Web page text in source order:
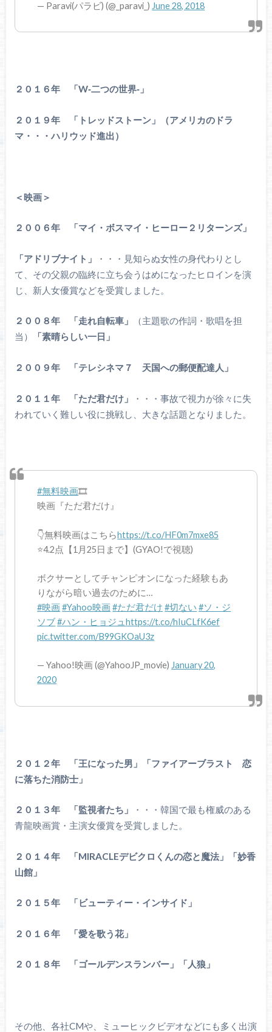
— Paravi(パラビ) (@_paravi_) June 28, 2018
２０１６年 「W‐二つの世界‐」
２０１９年 「トレッドストーン」（アメリカのドラ
マ・・・ハリウッド進出）
＜映画＞
２００６年 「マイ・ボスマイ・ヒーロー２リターンズ」
「アドリブナイト」
・・・見知らぬ女性の身代わりとし
て、その父親の臨終に立ち会うはめになったヒロインを演
じ、新人女優賞などを受賞しました。
２００８年 「走れ自転車」
（主題歌の作詞・歌唱を担
当）
「素晴らしい一日」
２００９年 「テレシネマ７ 天国への郵便配達人」
２０１１年 「ただ君だけ」
・・・事故で視力が徐々に失
われていく難しい役に挑戦し、大きな話題となりました。
#無料映画🎞
映画『ただ君だけ』
👇無料映画はこちらhttps://t.co/HF0m7mxe85
⭐️4.2点【1月25日まで】(GYAO!で視聴)
ボクサーとしてチャンピオンになった経験もあ
りながら暗い過去のために…
#映画#Yahoo映画#ただ君だけ #切ない #ソ・ジ
ソブ#ハン・ヒョジュhttps://t.co/hIuCLfK6ef
pic.twitter.com/B99GKOaU3z
— Yahoo!映画 (@YahooJP_movie) January 20,
2020
２０１２年 「王になった男」「ファイアーブラスト 恋
に落ちた消防士」
２０１３年 「監視者たち」
・・・韓国で最も権威のある
青龍映画賞・主演女優賞を受賞しました。
２０１４年 「MIRACLEデビクロくんの恋と魔法」「妙香
山館」
２０１５年 「ビューティー・インサイド」
２０１６年 「愛を歌う花」
２０１８年 「ゴールデンスランバー」「人狼」
その他、各社CMや、ミューヒックビデオなどにも多く出演